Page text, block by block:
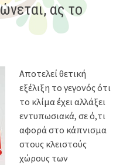
ας το
Αποτελεί θετική
εξέλιξη το γεγονός ότι
το κλίμα έχει αλλάξει
εντυπωσιακά, σε ό,τι
αφορά στο κάπνισμα
στους κλειστούς
χώρους των